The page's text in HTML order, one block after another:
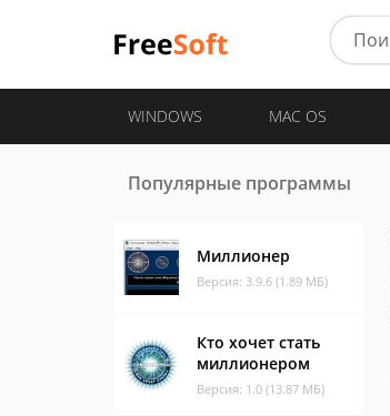
WINDOWS MAC OS
Популярные программы
Миллионер
Версия: 3.9.6 (1.89 МБ)
Кто хочет стать
миллионером
Версия: 1.0 (13.87 МБ)